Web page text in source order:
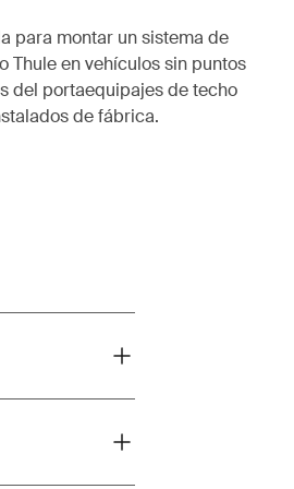
para montar un sistema de
Thule en vehículos sin puntos
del portaequipajes de techo
de fábrica.